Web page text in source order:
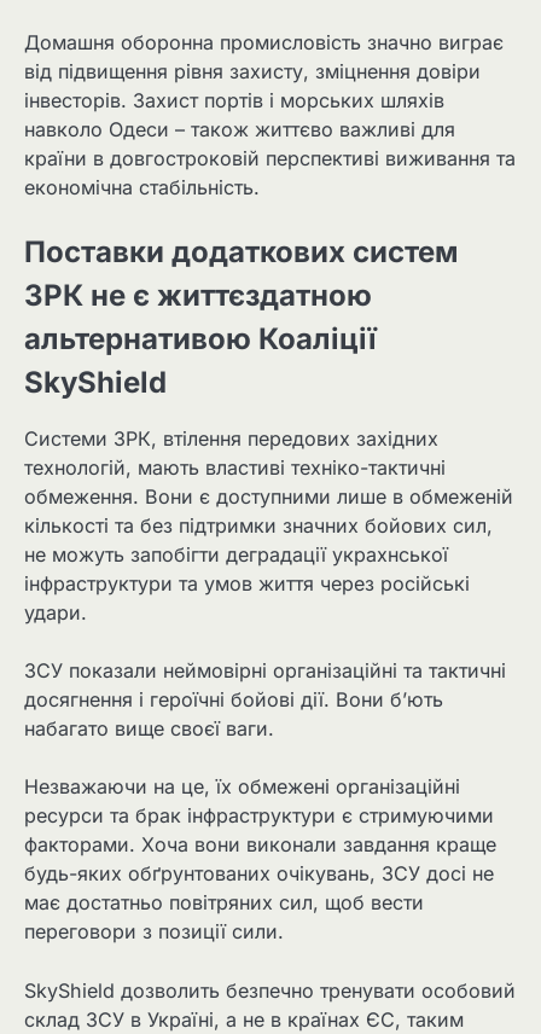
Домашня оборонна промисловість значно виграє
від підвищення рівня захисту, зміцнення довіри
інвесторів. Захист портів і морських шляхів
навколо Одеси – також життєво важливі для
країни в довгостроковій перспективі виживання та
економічна стабільність.
Поставки додаткових систем
ЗРК не є життєздатною
альтернативою Коаліції
SkyShield
Системи ЗРК, втілення передових західних
технологій, мають властиві техніко-тактичні
обмеження. Вони є доступними лише в обмеженій
кількості та без підтримки значних бойових сил,
не можуть запобігти деградації украхнської
інфраструктури та умов життя через російські
удари.
ЗСУ показали неймовірні організаційні та тактичні
досягнення і героїчні бойові дії. Вони б’ють
набагато вище своєї ваги.
Незважаючи на це, їх обмежені організаційні
ресурси та брак інфраструктури є стримуючими
факторами. Хоча вони виконали завдання краще
будь-яких обґрунтованих очікувань, ЗСУ досі не
має достатньо повітряних сил, щоб вести
переговори з позиції сили.
SkyShield дозволить безпечно тренувати особовий
склад ЗСУ в Україні, а не в країнах ЄС, таким